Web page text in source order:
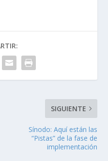
SIGUIENTE
Sínodo: Aquí están las
“Pistas” de la fase de
implementación